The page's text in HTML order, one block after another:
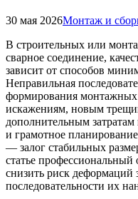
30 мая 2026Монтаж и
В строительных или
сварное соединение,
зависит от способов
Неправильная
формирования
искажениям, новым
дополнительным
и грамотное
— залог стабильных
статье профессиональный
снизить риск деформаций
последовательности их